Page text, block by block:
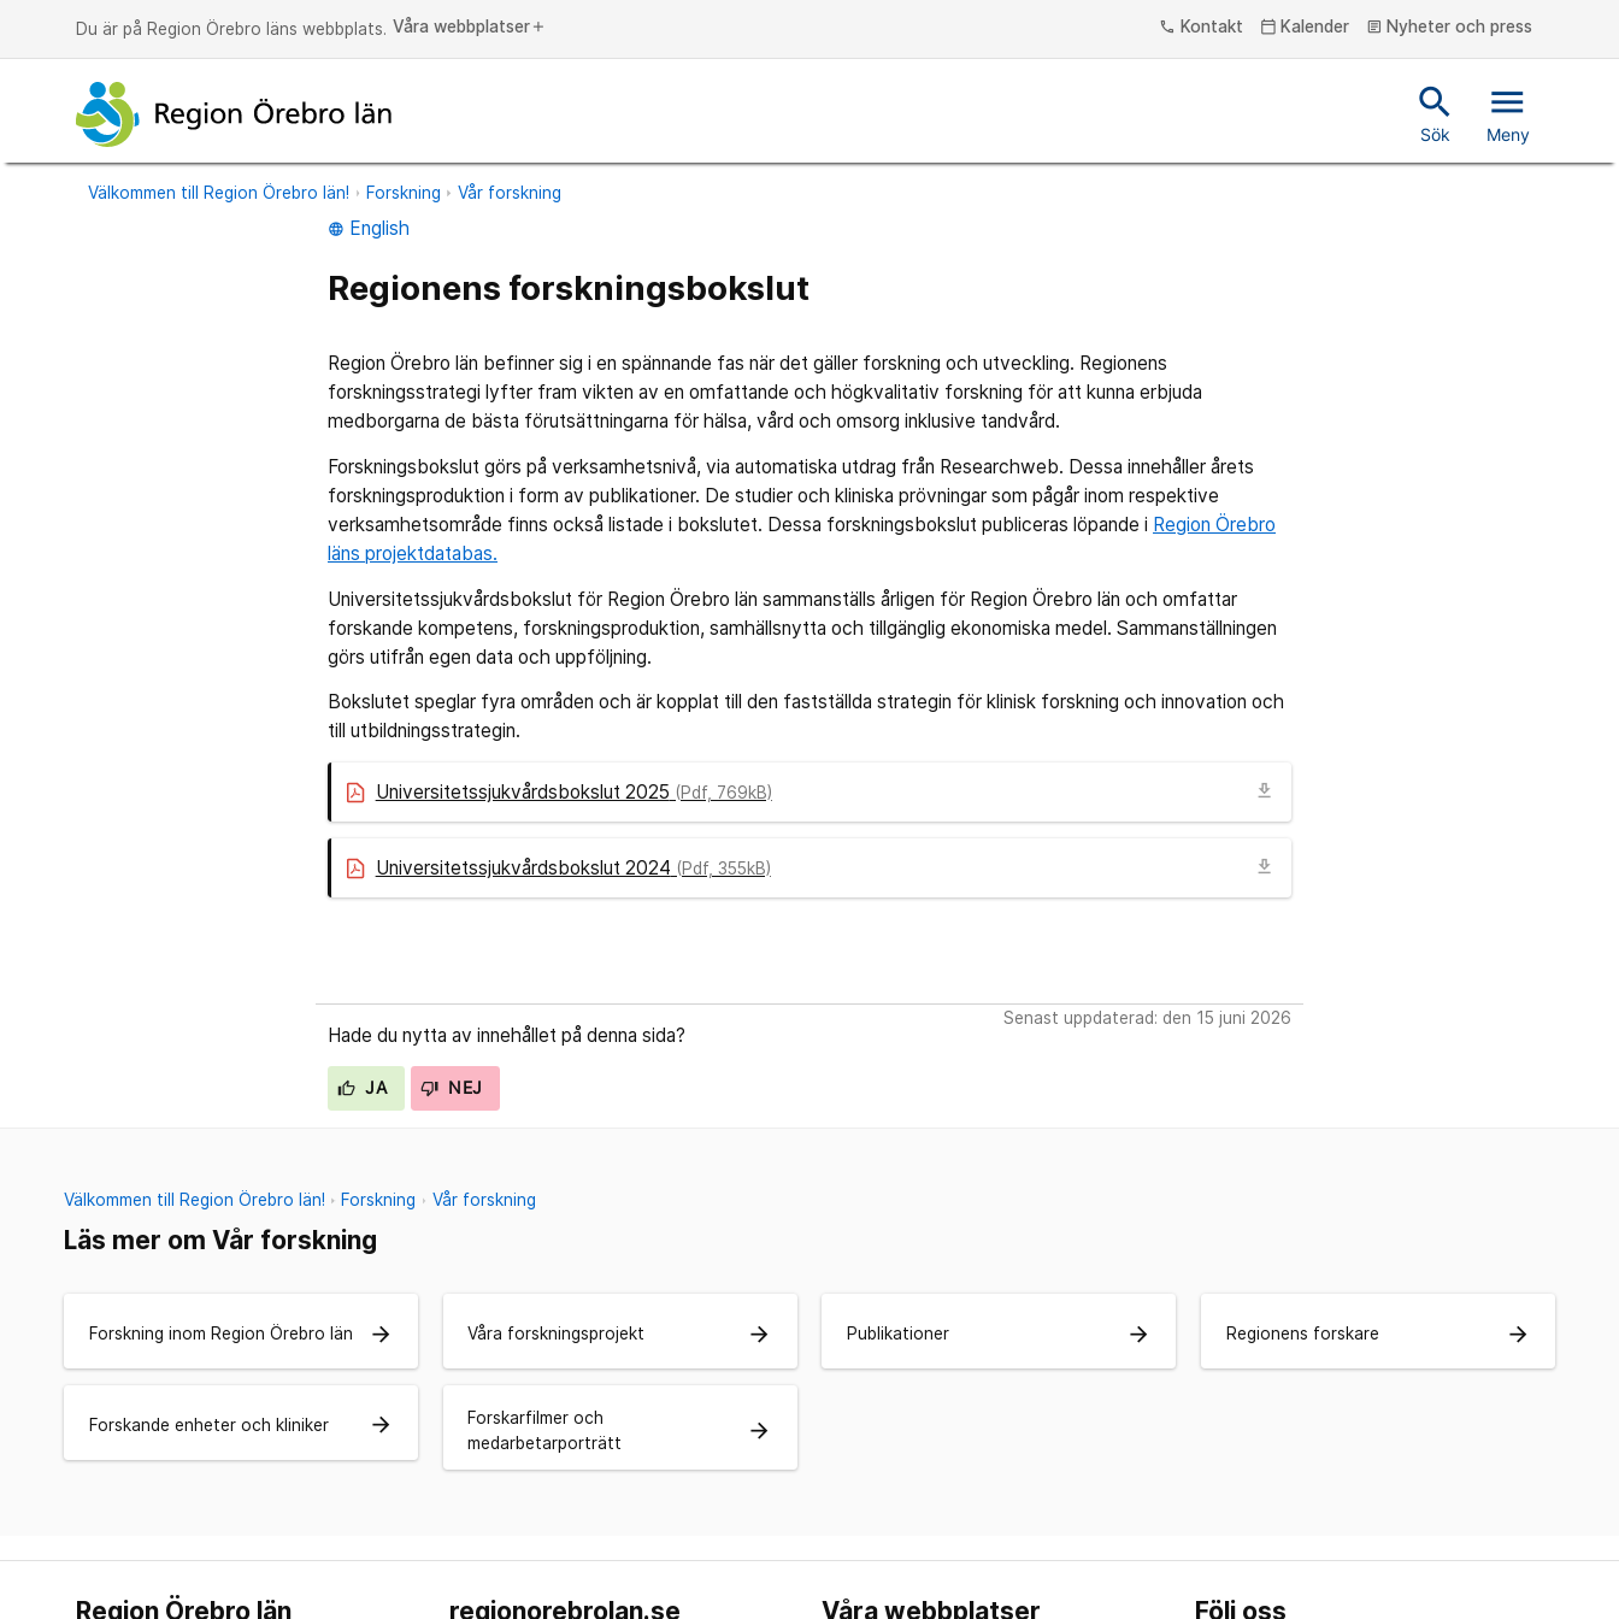
Du är på Region Örebro läns webbplats. Våra webbplatser add phone Kontakt calendar_today Kalender article Nyheter och press
search
Sök
menu
Meny
Välkommen till Region Örebro län! Forskning Vår forskning
language English
Regionens forskningsbokslut
Region Örebro län befinner sig i en spännande fas när det gäller forskning och utveckling. Regionens
forskningsstrategi lyfter fram vikten av en omfattande och högkvalitativ forskning för att kunna erbjuda
medborgarna de bästa förutsättningarna för hälsa, vård och omsorg inklusive tandvård.
Forskningsbokslut görs på verksamhetsnivå, via automatiska utdrag från Researchweb. Dessa innehåller årets
forskningsproduktion i form av publikationer. De studier och kliniska prövningar som pågår inom respektive
verksamhetsområde finns också listade i bokslutet. Dessa forskningsbokslut publiceras löpande i Region Örebro
läns projektdatabas.
Universitetssjukvårdsbokslut för Region Örebro län sammanställs årligen för Region Örebro län och omfattar
forskande kompetens, forskningsproduktion, samhällsnytta och tillgänglig ekonomiska medel. Sammanställningen
görs utifrån egen data och uppföljning.
Bokslutet speglar fyra områden och är kopplat till den fastställda strategin för klinisk forskning och innovation och
till utbildningsstrategin.
Universitetssjukvårdsbokslut 2025 (Pdf, 769kB) download
Universitetssjukvårdsbokslut 2024 (Pdf, 355kB) download
Hade du nytta av innehållet på denna sida?
JA NEJ
Senast uppdaterad: den 15 juni 2026
Välkommen till Region Örebro län! Forskning Vår forskning
Läs mer om Vår forskning
Forskning inom Region Örebro län arrow_forward Våra forskningsprojekt arrow_forward Publikationer arrow_forward Regionens forskare arrow_forward
Forskande enheter och kliniker arrow_forward
Forskarfilmer och
medarbetarporträtt
arrow_forward
Region Örebro län regionorebrolan.se Våra webbplatser Följ oss